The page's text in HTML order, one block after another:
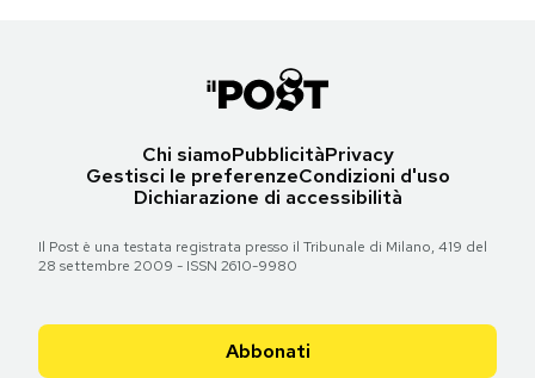
Chi siamoPubblicitàPrivacy
Gestisci le preferenzeCondizioni d'uso
Dichiarazione di accessibilità
Il Post è una testata registrata presso il Tribunale di Milano, 419 del
28 settembre 2009 - ISSN 2610-9980
Abbonati